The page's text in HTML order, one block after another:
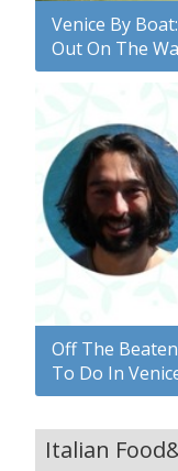
Venice By
Out On The
Off The
To Do In
Italian